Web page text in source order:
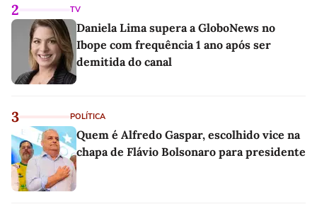
2 TV
Daniela Lima supera a GloboNews no
Ibope com frequência 1 ano após ser
demitida do canal
3 POLÍTICA
Quem é Alfredo Gaspar, escolhido vice na
chapa de Flávio Bolsonaro para presidente